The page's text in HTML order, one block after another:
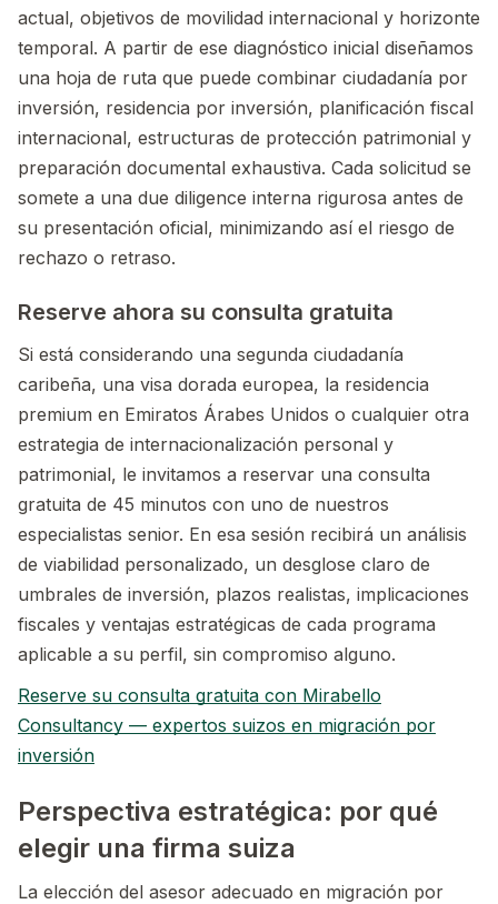
actual, objetivos de movilidad internacional y horizonte
temporal. A partir de ese diagnóstico inicial diseñamos
una hoja de ruta que puede combinar ciudadanía por
inversión, residencia por inversión, planificación fiscal
internacional, estructuras de protección patrimonial y
preparación documental exhaustiva. Cada solicitud se
somete a una due diligence interna rigurosa antes de
su presentación oficial, minimizando así el riesgo de
rechazo o retraso.
Reserve ahora su consulta gratuita
Si está considerando una segunda ciudadanía
caribeña, una visa dorada europea, la residencia
premium en Emiratos Árabes Unidos o cualquier otra
estrategia de internacionalización personal y
patrimonial, le invitamos a reservar una consulta
gratuita de 45 minutos con uno de nuestros
especialistas senior. En esa sesión recibirá un análisis
de viabilidad personalizado, un desglose claro de
umbrales de inversión, plazos realistas, implicaciones
fiscales y ventajas estratégicas de cada programa
aplicable a su perfil, sin compromiso alguno.
Reserve su consulta gratuita con Mirabello
Consultancy — expertos suizos en migración por
inversión
Perspectiva estratégica: por qué
elegir una firma suiza
La elección del asesor adecuado en migración por